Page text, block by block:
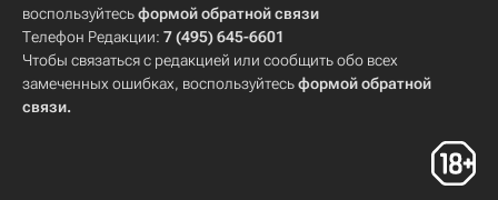
воспользуйтесьформой обратной связи
Телефон Редакции: 7 (495) 645-6601
Чтобы связаться с редакцией или сообщить обо всех
замеченных ошибках, воспользуйтесьформой обратной
связи.